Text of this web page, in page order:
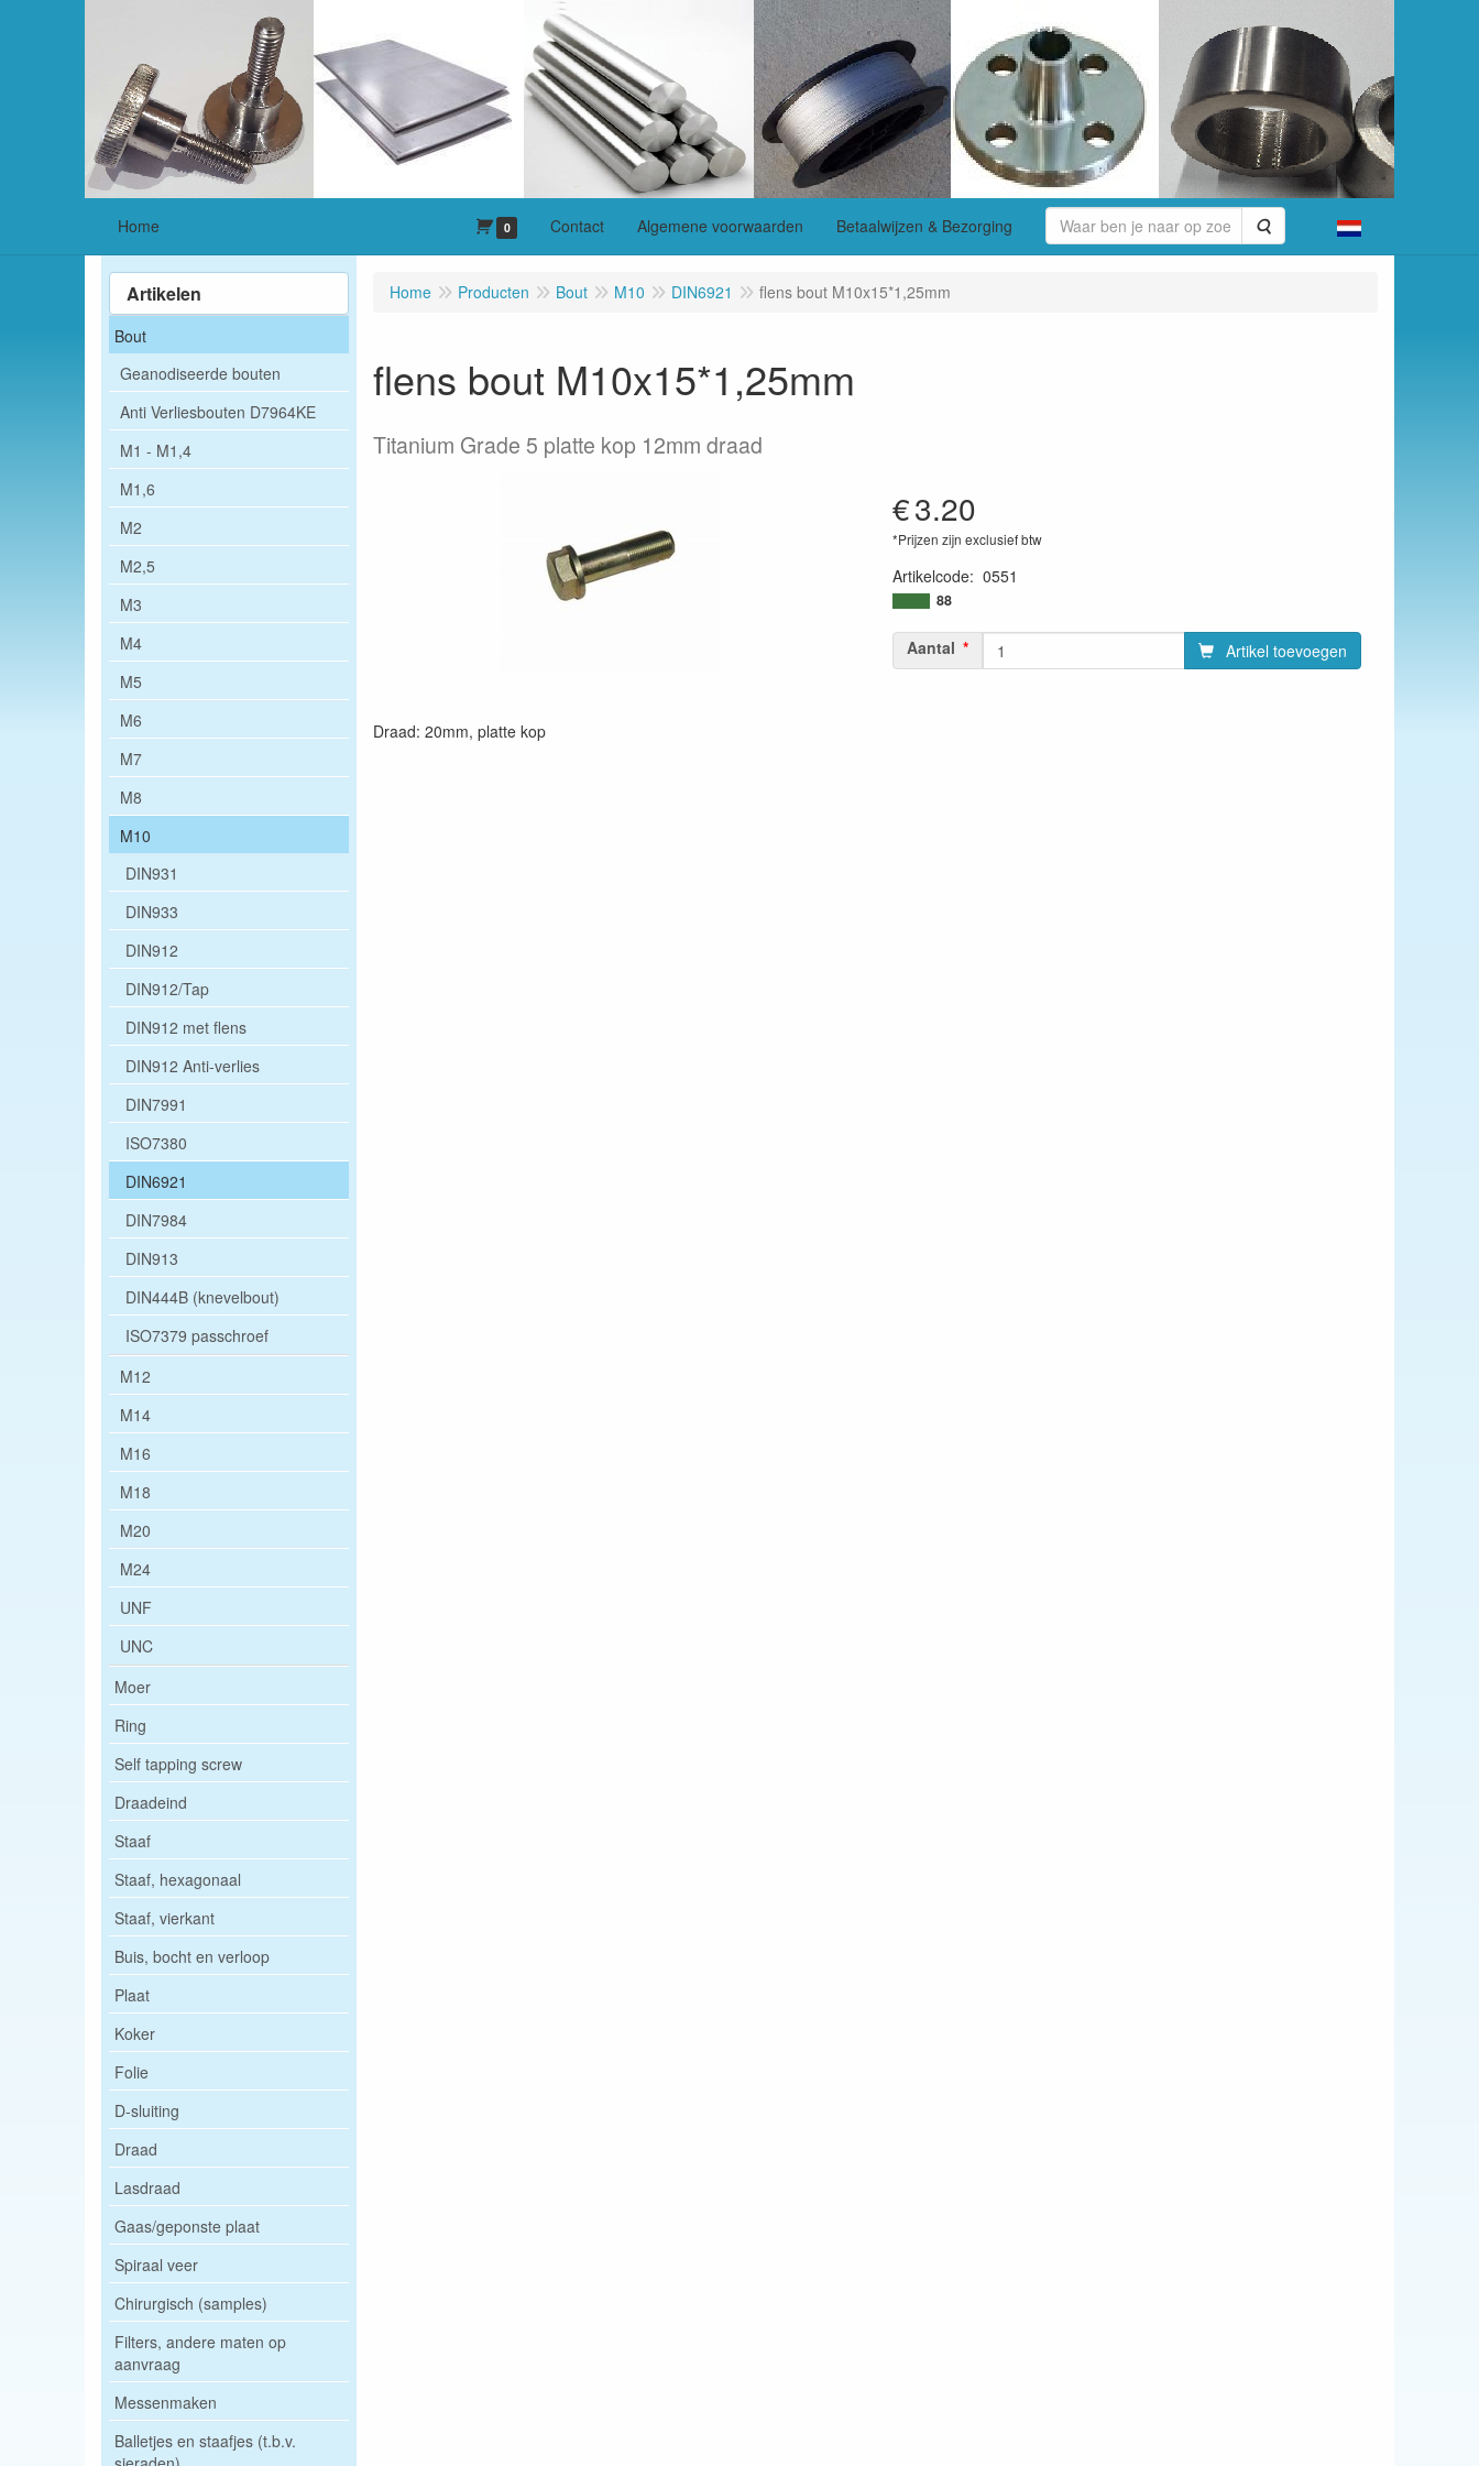
Home 0 Contact Algemene voorwaarden Betaalwijzen & Bezorging Zoeken
Artikelen
Bout
Geanodiseerde bouten
Anti Verliesbouten D7964KE
M1 - M1,4
M1,6
M2
M2,5
M3
M4
M5
M6
M7
M8
M10
DIN931
DIN933
DIN912
DIN912/Tap
DIN912 met flens
DIN912 Anti-verlies
DIN7991
ISO7380
DIN6921
DIN7984
DIN913
DIN444B (knevelbout)
ISO7379 passchroef
M12
M14
M16
M18
M20
M24
UNF
UNC
Moer
Ring
Self tapping screw
Draadeind
Staaf
Staaf, hexagonaal
Staaf, vierkant
Buis, bocht en verloop
Plaat
Koker
Folie
D-sluiting
Draad
Lasdraad
Gaas/geponste plaat
Spiraal veer
Chirurgisch (samples)
Filters, andere maten op
aanvraag
Messenmaken
Balletjes en staafjes (t.b.v.
Home Producten Bout M10 DIN6921 flens bout M10x15*1,25mm
flens bout M10x15*1,25mm
Titanium Grade 5 platte kop 12mm draad
€3.20
*Prijzen zijn exclusief btw
Artikelcode: 0551
88
Aantal Artikel toevoegen
Draad: 20mm, platte kop